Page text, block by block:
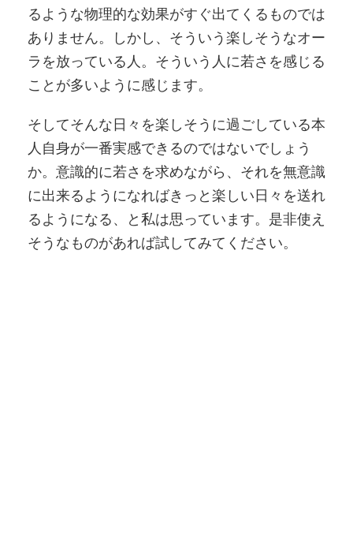
るような物理的な効果がすぐ出てくるものでは
ありません。しかし、そういう楽しそうなオー
ラを放っている人。そういう人に若さを感じる
ことが多いように感じます。
そしてそんな日々を楽しそうに過ごしている本
人自身が一番実感できるのではないでしょう
か。意識的に若さを求めながら、それを無意識
に出来るようになればきっと楽しい日々を送れ
るようになる、と私は思っています。是非使え
そうなものがあれば試してみてください。